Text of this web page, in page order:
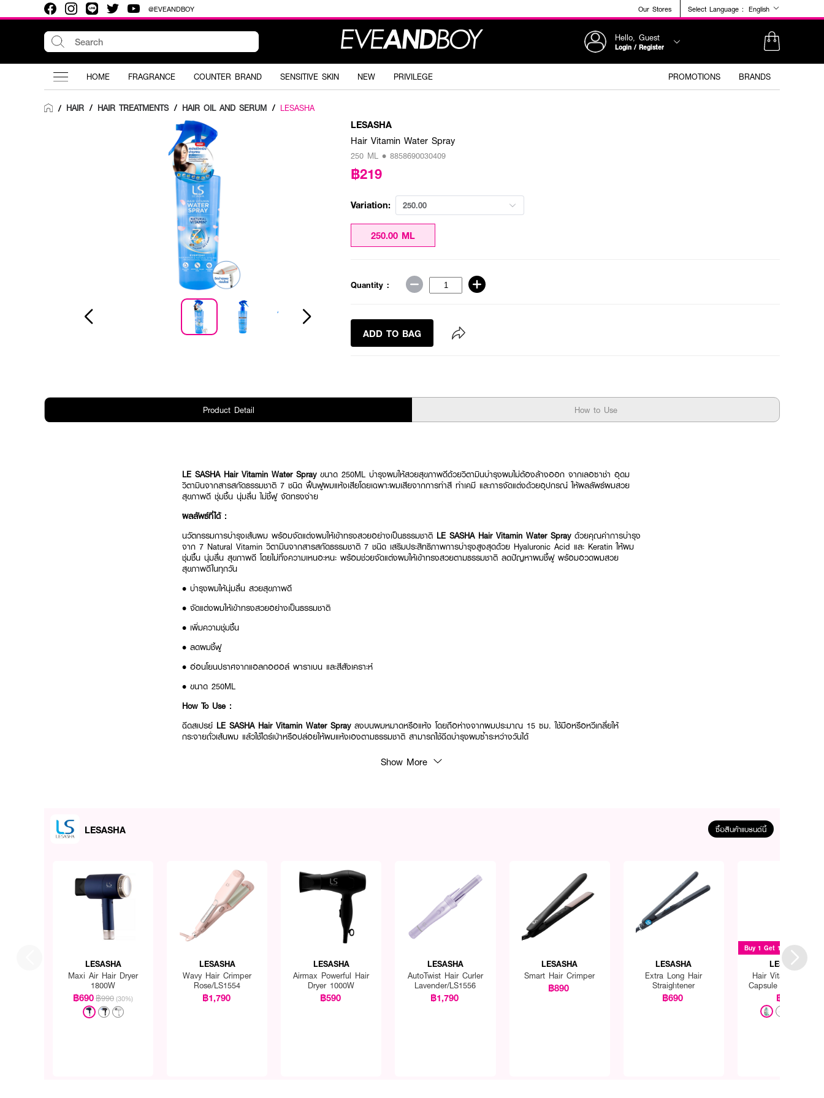
@EVEANDBOY Our Stores Select Language : English
Hello, Guest
Login / Register
HOME FRAGRANCE COUNTER BRAND SENSITIVE SKIN NEW PRIVILEGE PROMOTIONS BRANDS
/ HAIR / HAIR TREATMENTS / HAIR OIL AND SERUM / LESASHA
LESASHA
Hair Vitamin Water Spray
250 ML • 8858690030409
฿219
Variation: 250.00
250.00 ML
Quantity :
ADD TO BAG
Product Detail How to Use
LE SASHA Hair Vitamin Water Spray ขนาด 250ML บำรุงผมให้สวยสุขภาพดีด้วยวิตามินบำรุงผมไม่ต้องล้างออก จากเลอซาช่า อุดม
วิตามินจากสารสกัดธรรมชาติ 7 ชนิด ฟื้นฟูผมแห้งเสียโดยเฉพาะผมเสียจากการทำสี ทำเคมี และการจัดแต่งด้วยอุปกรณ์ ให้ผลลัพธ์ผมสวย
สุขภาพดี ชุ่มชื้น นุ่มลื่น ไม่ชี้ฟู จัดทรงง่าย
ผลลัพธ์ที่ได้ :
นวัตกรรมการบำรุงเส้นผม พร้อมจัดแต่งผมให้เข้าทรงสวยอย่างเป็นธรรมชาติ LE SASHA Hair Vitamin Water Spray ด้วยคุณค่าการบำรุง
จาก 7 Natural Vitamin วิตามินจากสารสกัดธรรมชาติ 7 ชนิด เสริมประสิทธิภาพการบำรุงสูงสุดด้วย Hyaluronic Acid และ Keratin ให้ผม
ชุ่มชื้น นุ่มลื่น สุขภาพดี โดยไม่ทิ้งความเหนอะหนะ พร้อมช่วยจัดแต่งผมให้เข้าทรงสวยตามธรรมชาติ ลดปัญหาผมชี้ฟู พร้อมอวดผมสวย
สุขภาพดีในทุกวัน
• บำรุงผมให้นุ่มลื่น สวยสุขภาพดี
• จัดแต่งผมให้เข้าทรงสวยอย่างเป็นธรรมชาติ
• เพิ่มความชุ่มชื้น
• ลดผมชี้ฟู
• อ่อนโยนปราศจากแอลกอฮอล์ พาราเบน และสีสังเคราะห์
• ขนาด 250ML
How To Use :
ฉีดสเปรย์ LE SASHA Hair Vitamin Water Spray ลงบนผมหมาดหรือแห้ง โดยถือห่างจากผมประมาณ 15 ซม. ใช้มือหรือหวีเกลี่ยให้
กระจายถั่วเส้นผม แล้วใช้ไดร์เป่าหรือปล่อยให้ผมแห้งเองตามธรรมชาติ สามารถใช้ฉีดบำรุงผมซ้ำระหว่างวันได้
Show More
LESASHA ซื้อสินค้าแบรนด์นี้
LESASHA
Maxi Air Hair Dryer
1800W
฿690฿990 (30%)
LESASHA
Wavy Hair Crimper
Rose/LS1554
฿1,790
LESASHA
Airmax Powerful Hair
Dryer 1000W
฿590
LESASHA
AutoTwist Hair Curler
Lavender/LS1556
฿1,790
LESASHA
Smart Hair Crimper
฿890
LESASHA
Extra Long Hair
Straightener
฿690
Buy 1 Get 1
LESASHA
Hair Vitamin Serum
Capsule Green Tea
Mint 20 Caps.
฿175